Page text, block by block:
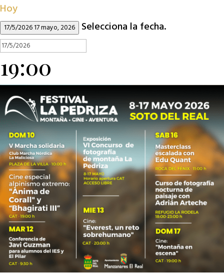
Hoy
17/5/202617 mayo, 2026 Selecciona la fecha.
19:00